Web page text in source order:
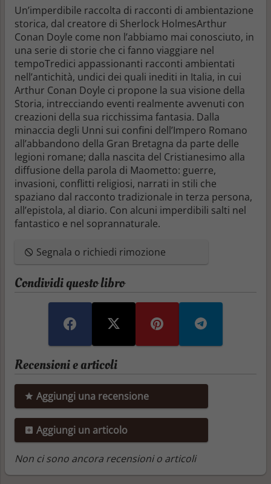
Un’imperdibile raccolta di racconti di ambientazione
storica, dal creatore di Sherlock HolmesArthur
Conan Doyle come non l’abbiamo mai conosciuto, in
una serie di storie che ci fanno viaggiare nel
tempoTredici appassionanti racconti ambientati
nell’antichità, undici dei quali inediti in Italia, in cui
Arthur Conan Doyle ci propone la sua visione della
Storia, intrecciando eventi realmente avvenuti con
creazioni della sua ricchissima fantasia. Dalla
minaccia degli Unni sui confini dell’Impero Romano
all’abbandono della Gran Bretagna da parte delle
legioni romane; dalla nascita del Cristianesimo alla
diffusione della parola di Maometto: guerre,
invasioni, conflitti religiosi, narrati in stili che
spaziano dal racconto tradizionale in terza persona,
all’epistola, al diario. Con alcuni imperdibili salti nel
fantastico e nel soprannaturale.
Segnala o richiedi rimozione
Condividi questo libro
Recensioni e articoli
Aggiungi una recensione
Aggiungi un articolo
Non ci sono ancora recensioni o articoli